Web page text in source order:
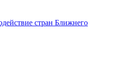
стран Ближнего